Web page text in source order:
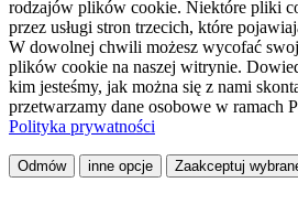
rodzajów plików cookie. Niektóre pliki
przez usługi stron trzecich, które
W dowolnej chwili możesz wycofać
plików cookie na naszej witrynie.
kim jesteśmy, jak można się z nami
przetwarzamy dane osobowe w ramach
Polityka prywatności
Odmów inne opcje Zaakceptuj